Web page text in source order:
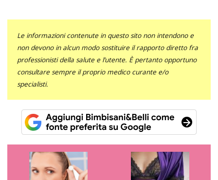
Le informazioni contenute in questo sito non intendono e
non devono in alcun modo sostituire il rapporto diretto fra
professionisti della salute e l’utente. È pertanto opportuno
consultare sempre il proprio medico curante e/o
specialisti.